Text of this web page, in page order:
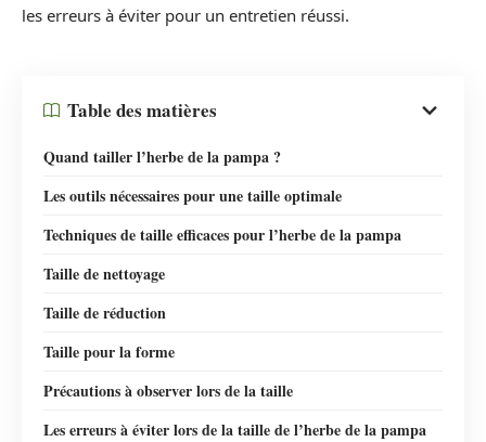
les erreurs à éviter pour un entretien réussi.
Table des matières
Quand tailler l’herbe de la pampa ?
Les outils nécessaires pour une taille optimale
Techniques de taille efficaces pour l’herbe de la pampa
Taille de nettoyage
Taille de réduction
Taille pour la forme
Précautions à observer lors de la taille
Les erreurs à éviter lors de la taille de l’herbe de la pampa